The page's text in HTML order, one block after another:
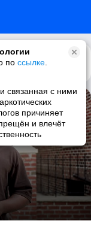
по ссылке
связанная с ними
причиняет
и влечёт